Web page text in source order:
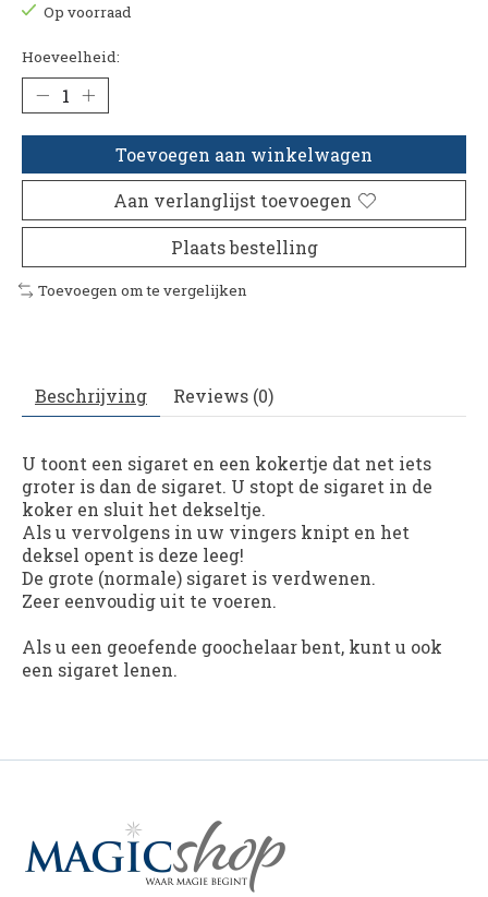
Op voorraad
Hoeveelheid:
Toevoegen aan winkelwagen
Aan verlanglijst toevoegen
Plaats bestelling
Toevoegen om te vergelijken
Beschrijving Reviews (0)
U toont een sigaret en een kokertje dat net iets
groter is dan de sigaret. U stopt de sigaret in de
koker en sluit het dekseltje.
Als u vervolgens in uw vingers knipt en het
deksel opent is deze leeg!
De grote (normale) sigaret is verdwenen.
Zeer eenvoudig uit te voeren.
Als u een geoefende goochelaar bent, kunt u ook
een sigaret lenen.